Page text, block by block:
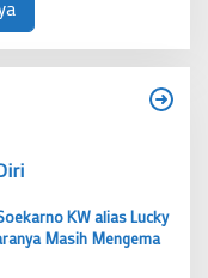
KW alias Lucky
Masih Mengema